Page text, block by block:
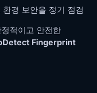
경 보안을 정기 점검
적이고 안전한
Fingerprint